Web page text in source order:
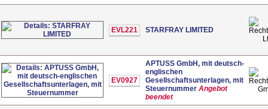
EVL221
STARFRAY LIMITED
EV0927
APTUSS GmbH, mit deutsch-
englischen
Gesellschaftsunterlagen, mit
Steuernummer Angebot
beendet